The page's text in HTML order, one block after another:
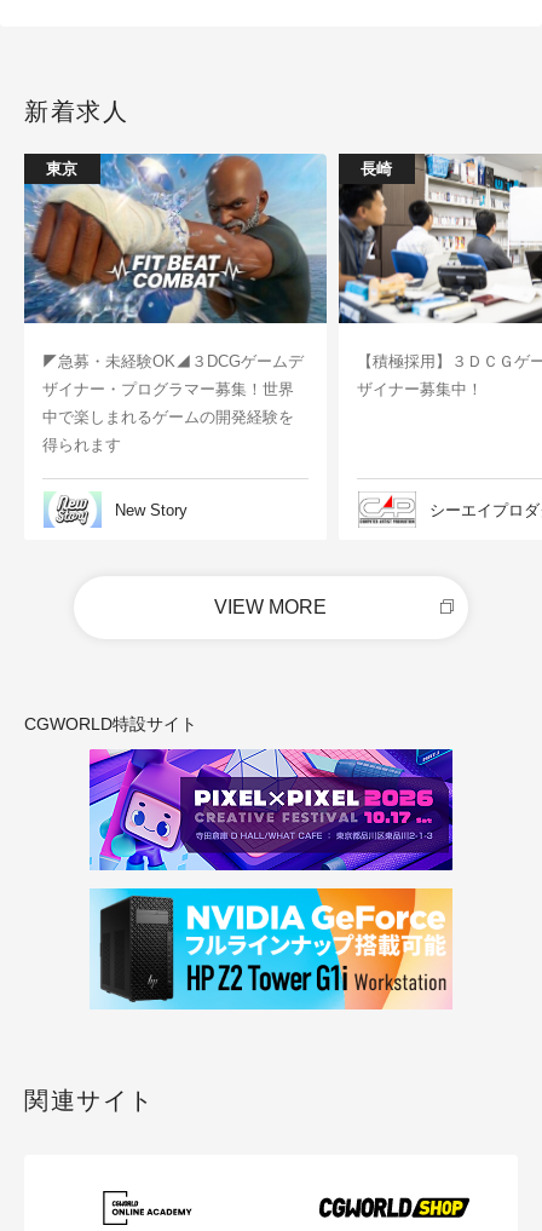
新着求人
東京
◤急募・未経験OK◢３DCGゲームデ
ザイナー・プログラマー募集！世界
中で楽しまれるゲームの開発経験を
得られます
New Story
長崎
【積極採用】３ＤＣＧゲ
ザイナー募集中！
シーエイプロ
VIEW MORE
CGWORLD特設サイト
関連サイト